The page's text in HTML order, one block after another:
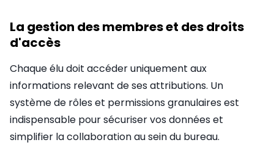
La gestion des membres et des droits
d'accès
Chaque élu doit accéder uniquement aux
informations relevant de ses attributions. Un
système de rôles et permissions granulaires est
indispensable pour sécuriser vos données et
simplifier la collaboration au sein du bureau.